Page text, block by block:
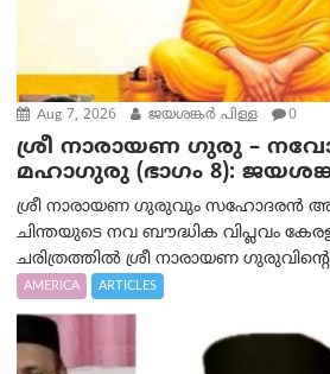
Aug 7, 2026 ജയശങ്കര്‍ പിള്ള 0
ശ്രീ നാരായണ ഗുരു –
മഹാഗുരു (ഭാഗം 8):
ശ്രീ നാരായണ ഗുരുവും സഹോദരൻ
ചിന്തയുടെ നവ ബൗദ്ധിക വിപ്ലവം
ചരിത്രത്തിൽ ശ്രീ നാരായണ
AMERICA ARTICLES